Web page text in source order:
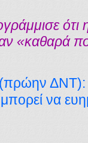
ότι
ΔΝΤ):
να